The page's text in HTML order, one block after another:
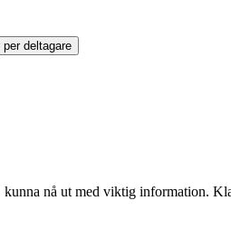
400 kr per deltagare
kunna nå ut med viktig information.